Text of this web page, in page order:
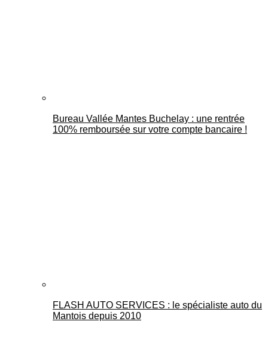
Bureau Vallée Mantes Buchelay : une rentrée
100% remboursée sur votre compte bancaire !
FLASH AUTO SERVICES : le spécialiste auto du
Mantois depuis 2010